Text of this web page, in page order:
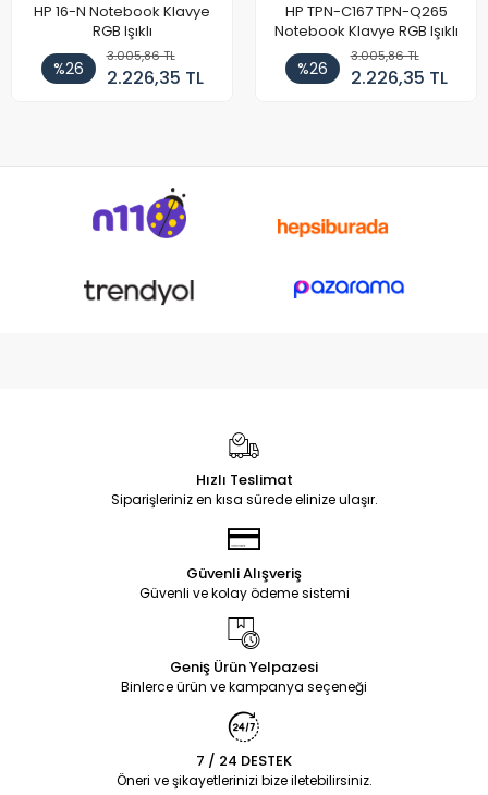
HP 16-N Notebook Klavye
RGB Işıklı
%26
3.005,86 TL
2.226,35 TL
HP TPN-C167 TPN-Q265
Notebook Klavye RGB Işıklı
%26
3.005,86 TL
2.226,35 TL
Hızlı Teslimat
Siparişleriniz en kısa sürede elinize ulaşır.
Güvenli Alışveriş
Güvenli ve kolay ödeme sistemi
Geniş Ürün Yelpazesi
Binlerce ürün ve kampanya seçeneği
7 / 24 DESTEK
Öneri ve şikayetlerinizi bize iletebilirsiniz.